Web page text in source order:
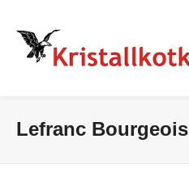
Lefranc Bourgeois